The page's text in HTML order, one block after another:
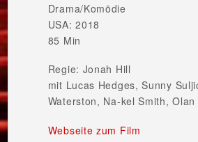
Drama/Komödie
USA: 2018
85 Min
Regie: Jonah Hill
mit Lucas Hedges, Sunny
Waterston, Na-kel Smith,
Webseite zum Film